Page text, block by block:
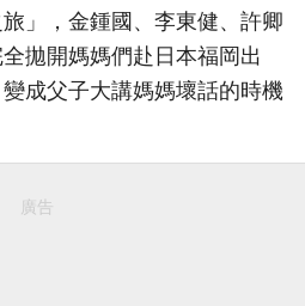
」，金鍾國、李東健、許卿
拋開媽媽們赴日本福岡出
成父子大講媽媽壞話的時機
廣告